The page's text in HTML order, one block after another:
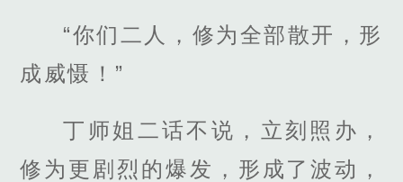
“你们二人，修为全部散开，形
成威慑！”
丁师姐二话不说，立刻照办，
修为更剧烈的爆发，形成了波动，